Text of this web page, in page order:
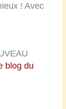
! Avec
blog du